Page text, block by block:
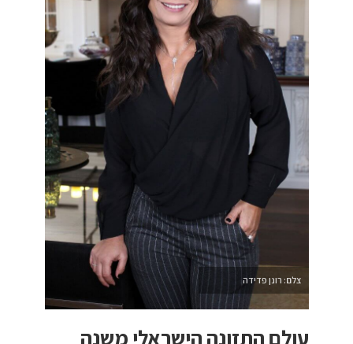
צלם: רונן פדידה
עולם התזונה הישראלי משנה